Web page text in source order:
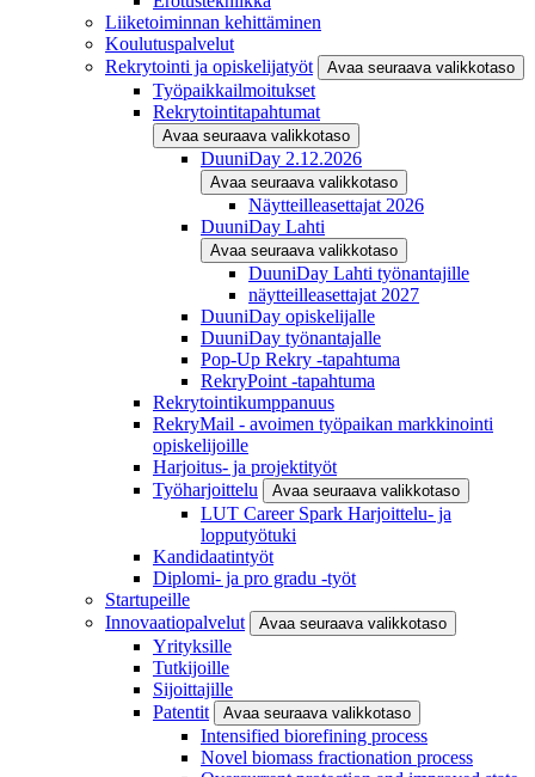
Liiketoiminnan kehittäminen
Koulutuspalvelut
Rekrytointi ja opiskelijatyöt
Avaa seuraava valikkotaso
Työpaikkailmoitukset
Rekrytointitapahtumat
Avaa seuraava valikkotaso
DuuniDay 2.12.2026
Avaa seuraava valikkotaso
Näytteilleasettajat 2026
DuuniDay Lahti
Avaa seuraava valikkotaso
DuuniDay Lahti työnantajille
näytteilleasettajat 2027
DuuniDay opiskelijalle
DuuniDay työnantajalle
Pop-Up Rekry -tapahtuma
RekryPoint -tapahtuma
Rekrytointikumppanuus
RekryMail - avoimen työpaikan markkinointi
opiskelijoille
Harjoitus- ja projektityöt
Työharjoittelu
Avaa seuraava valikkotaso
LUT Career Spark Harjoittelu- ja
lopputyötuki
Kandidaatintyöt
Diplomi- ja pro gradu -työt
Startupeille
Innovaatiopalvelut
Avaa seuraava valikkotaso
Yrityksille
Tutkijoille
Sijoittajille
Patentit
Avaa seuraava valikkotaso
Intensified biorefining process
Novel biomass fractionation process